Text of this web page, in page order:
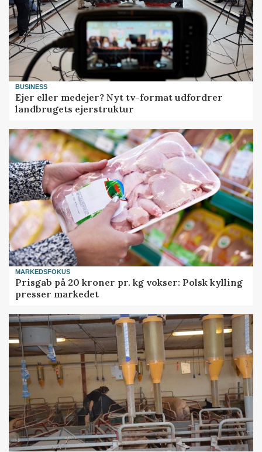
BUSINESS
Ejer eller medejer? Nyt tv-format udfordrer
landbrugets ejerstruktur
MARKEDSFOKUS
Prisgab på 20 kroner pr. kg vokser: Polsk kylling
presser markedet